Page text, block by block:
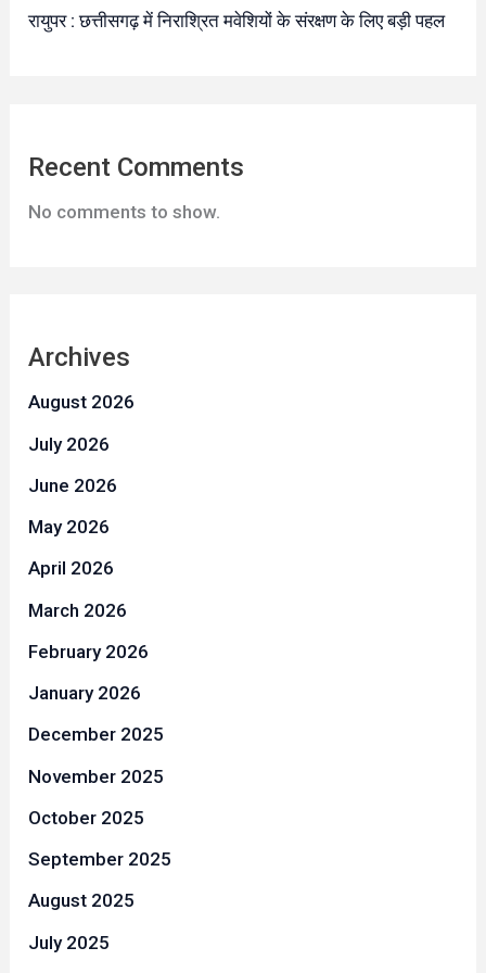
रायुपर : छत्तीसगढ़ में निराश्रित मवेशियों के संरक्षण के लिए बड़ी पहल
Recent Comments
No comments to show.
Archives
August 2026
July 2026
June 2026
May 2026
April 2026
March 2026
February 2026
January 2026
December 2025
November 2025
October 2025
September 2025
August 2025
July 2025